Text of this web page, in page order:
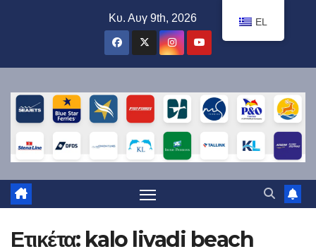
Κυ. Αυγ 9th, 2026
Ετικέτα: kalo livadi beach
EL